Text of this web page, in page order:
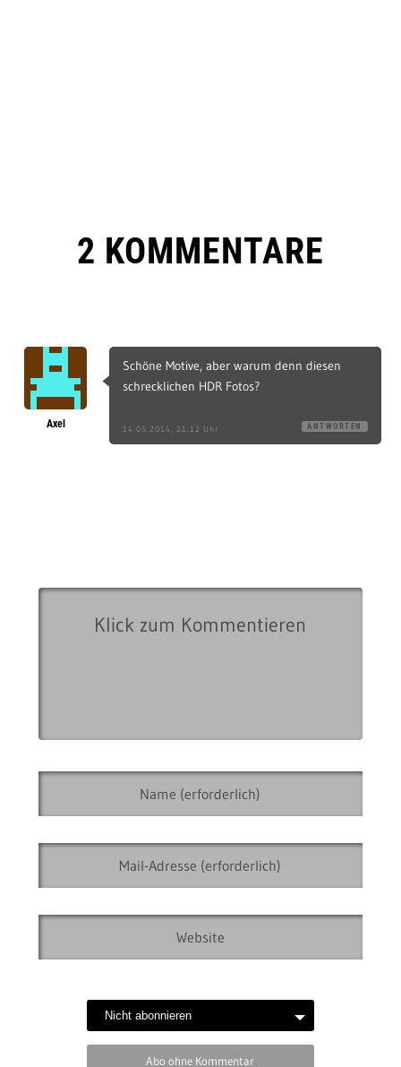
2 KOMMENTARE
Axel
Schöne Motive, aber warum denn diesen
schrecklichen HDR Fotos?
14.05.2014, 21:12 Uhr ANTWORTEN
Abo ohne Kommentar